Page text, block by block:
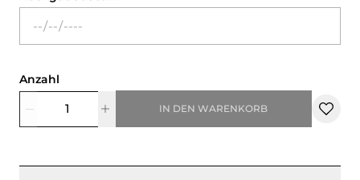
Anzahl
IN DEN WARENKORB